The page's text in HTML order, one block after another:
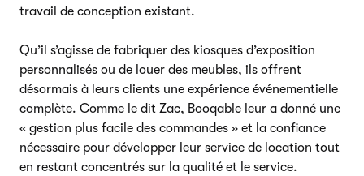
travail de conception existant.
Qu’il s’agisse de fabriquer des kiosques d’exposition
personnalisés ou de louer des meubles, ils offrent
désormais à leurs clients une expérience événementielle
complète. Comme le dit Zac, Booqable leur a donné une
« gestion plus facile des commandes » et la confiance
nécessaire pour développer leur service de location tout
en restant concentrés sur la qualité et le service.